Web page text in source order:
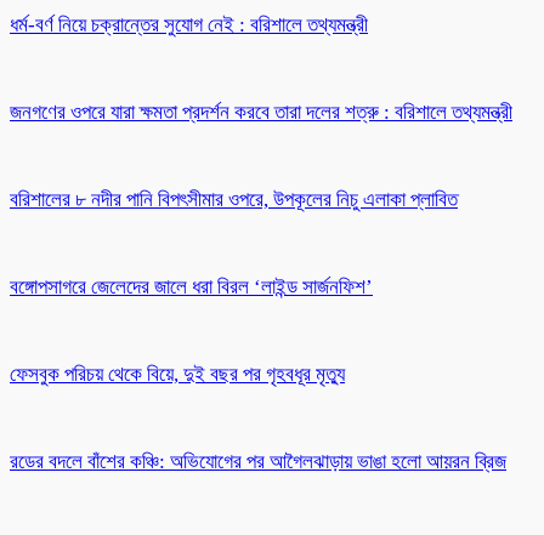
ধর্ম-বর্ণ নিয়ে চক্রান্তের সুযোগ নেই : বরিশালে তথ্যমন্ত্রী
জনগণের ওপরে যারা ক্ষমতা প্রদর্শন করবে তারা দলের শত্রু : বরিশালে তথ্যমন্ত্রী
বরিশালের ৮ নদীর পানি বিপৎসীমার ওপরে, উপকূলের নিচু এলাকা প্লাবিত
বঙ্গোপসাগরে জেলেদের জালে ধরা বিরল ‘লাইন্ড সার্জনফিশ’
ফেসবুক পরিচয় থেকে বিয়ে, দুই বছর পর গৃহবধূর মৃত্যু
রডের বদলে বাঁশের কঞ্চি: অভিযোগের পর আগৈলঝাড়ায় ভাঙা হলো আয়রন ব্রিজ